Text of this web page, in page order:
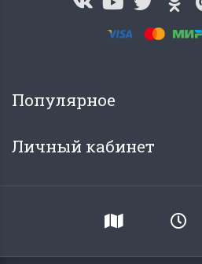
Популярное
Личный кабинет